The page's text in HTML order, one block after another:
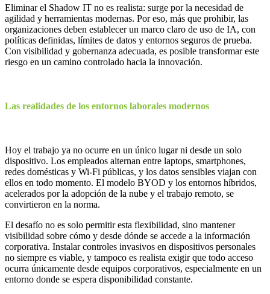
Eliminar el Shadow IT no es realista: surge por la necesidad de
agilidad y herramientas modernas. Por eso, más que prohibir, las
organizaciones deben establecer un marco claro de uso de IA, con
políticas definidas, límites de datos y entornos seguros de prueba.
Con visibilidad y gobernanza adecuada, es posible transformar este
riesgo en un camino controlado hacia la innovación.
Las realidades de los entornos laborales modernos
Hoy el trabajo ya no ocurre en un único lugar ni desde un solo
dispositivo. Los empleados alternan entre laptops, smartphones,
redes domésticas y Wi-Fi públicas, y los datos sensibles viajan con
ellos en todo momento. El modelo BYOD y los entornos híbridos,
acelerados por la adopción de la nube y el trabajo remoto, se
convirtieron en la norma.
El desafío no es solo permitir esta flexibilidad, sino mantener
visibilidad sobre cómo y desde dónde se accede a la información
corporativa. Instalar controles invasivos en dispositivos personales
no siempre es viable, y tampoco es realista exigir que todo acceso
ocurra únicamente desde equipos corporativos, especialmente en un
entorno donde se espera disponibilidad constante.